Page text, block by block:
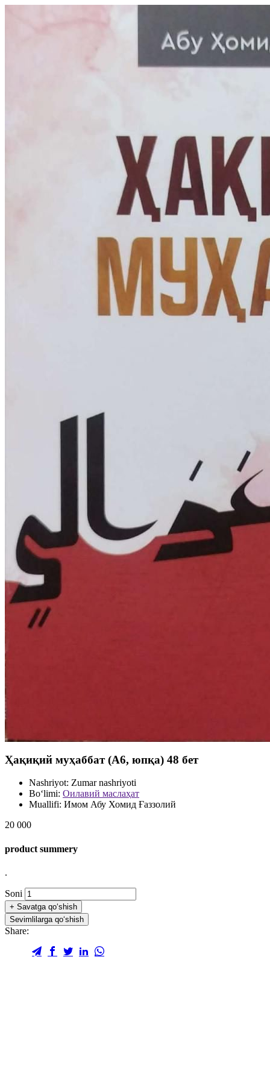
Ҳақиқий муҳаббат (А6, юпқа) 48 бет
Nashriyot: Zumar nashriyoti
Bo‘limi: Оилавий маслаҳат
Muallifi: Имом Абу Хомид Ғаззолий
20 000
product summery
.
Soni
+ Savatga qo‘shish
Sevimlilarga qo‘shish
Share: